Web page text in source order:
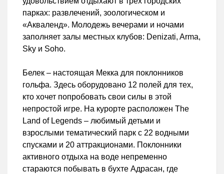
парках: развлечений, зоологическом и
«Акваленд». Молодежь вечерами и ночами
заполняет залы местных клубов: Denizati, Arma,
Sky и Soho.
Белек – настоящая Мекка для поклонников
гольфа. Здесь оборудовано 12 полей для тех,
кто хочет попробовать свои силы в этой
непростой игре. На курорте расположен The
Land of Legends – любимый детьми и
взрослыми тематический парк с 22 водными
спусками и 20 аттракционами. Поклонники
активного отдыха на воде непременно
стараются побывать в бухте Адрасан, где